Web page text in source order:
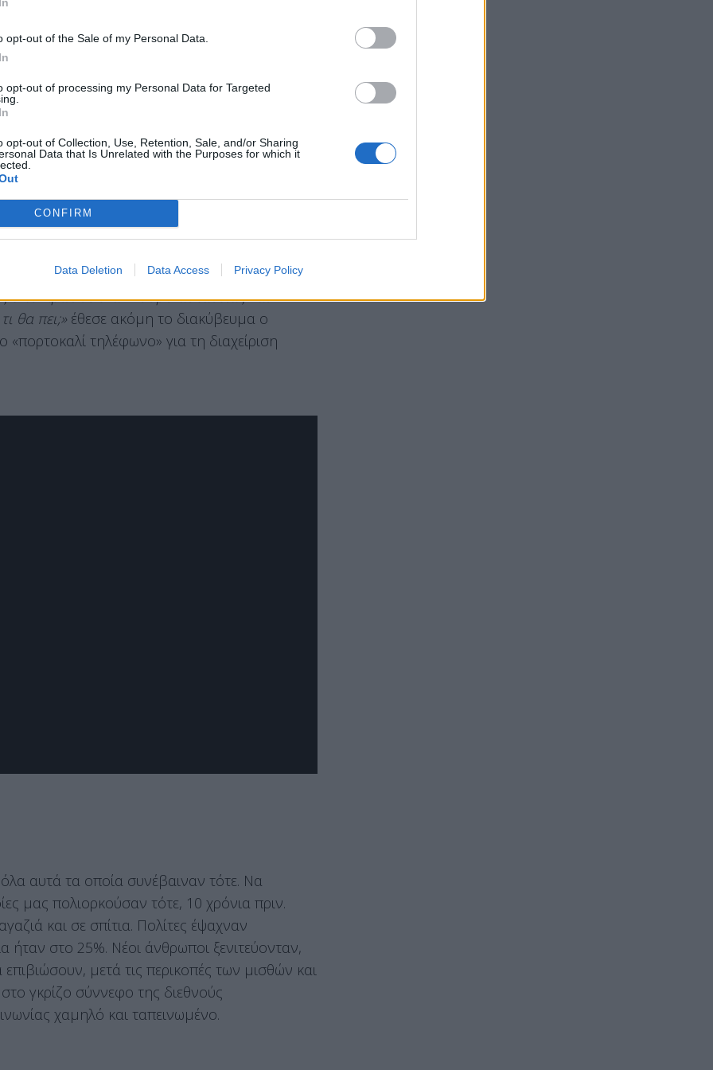
opt-out of the Sale of my Personal Data.
opt-out of processing my Personal Data for Targeted
opt-out of Collection, Use, Retention, Sale, and/or Sharing
Data that Is Unrelated with the Purposes for which it
CONFIRM
Data Deletion Data Access Privacy Policy
την Ελλάδα του 2030»,
συνέδρων είναι
«η καλύτερη απάντηση σε
η πιο τρανή απόδειξη του παλμού αυτής της
για να υπηρετεί την πατρίδα».
για τη νέα τετραετία ξεκινά σήμερα,
κάλπης δεν θα είναι «Μητσοτάκης ή χάος»,
ή Τσίπρας». «Μητσοτάκης ή
άλλος».
3 το πρωί σε έναν κόσμο αστάθειας και
θα πει;» έθεσε ακόμη το διακύβευμα ο
τηλέφωνο» για τη διαχείριση
αυτά τα οποία συνέβαιναν τότε. Να
μας πολιορκούσαν τότε, 10 χρόνια πριν.
και σε σπίτια. Πολίτες έψαχναν
ήταν στο 25%. Νέοι άνθρωποι ξενιτεύονταν,
μετά τις περικοπές των μισθών και
γκρίζο σύννεφο της διεθνούς
χαμηλό και ταπεινωμένο.